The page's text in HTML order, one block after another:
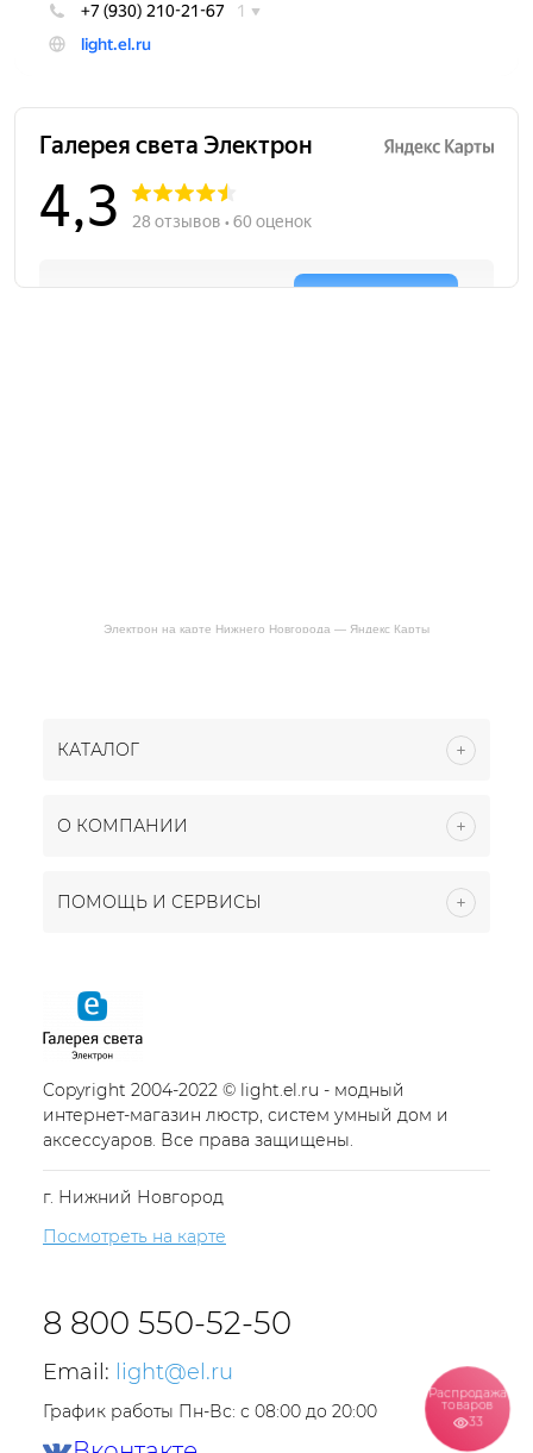
Электрон на карте Нижнего Новгорода — Яндекс Карты
КАТАЛОГ
О КОМПАНИИ
ПОМОЩЬ И СЕРВИСЫ
Copyright 2004-2022 © light.el.ru - модный
интернет-магазин люстр, систем умный дом и
аксессуаров. Все права защищены.
г. Нижний Новгород
Посмотреть на карте
8 800 550-52-50
Email: light@el.ru
График работы Пн-Вс: с 08:00 до 20:00
Распродажа
товаров
33